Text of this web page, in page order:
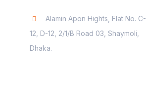
Alamin Apon Hights, Flat No. C-
12, D-12, 2/1/B Road 03, Shaymoli,
Dhaka.